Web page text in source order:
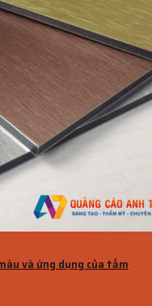
và ứng dụng của tấm